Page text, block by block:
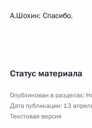
А.Шохин: Спасибо.
Статус материала
Опубликован в разделах:
Дата публикации: 13
Текстовая версия